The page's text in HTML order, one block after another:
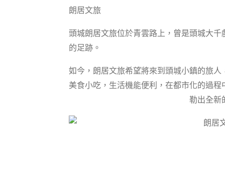
朗居文旅
頭城朗居文旅位於青雲路上，曾是頭城大
的足跡。
如今，朗居文旅希望將來到頭城小鎮的旅
美食小吃，生活機能便利，在都市化的過
勒出全新